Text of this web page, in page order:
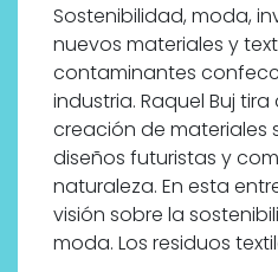
Sostenibilidad, moda,
nuevos materiales y
contaminantes
industria. Raquel Buj
creación de materiales
diseños futuristas y
naturaleza. En esta
visión sobre la
moda. Los residuos